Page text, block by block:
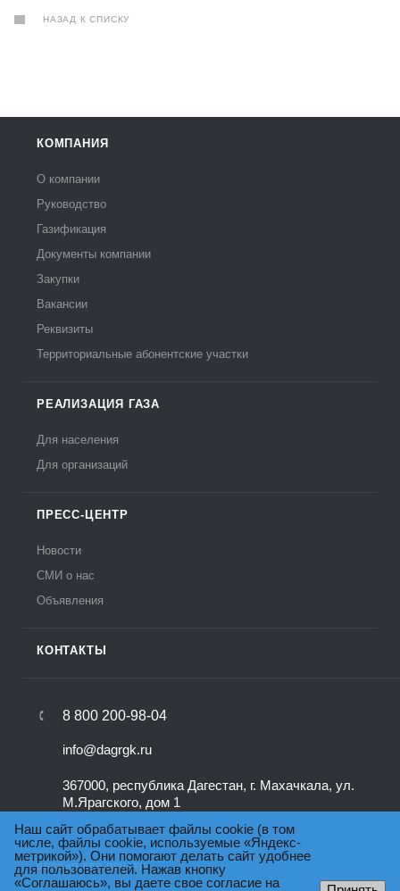
НАЗАД К СПИСКУ
КОМПАНИЯ
О компании
Руководство
Газификация
Документы компании
Закупки
Вакансии
Реквизиты
Территориальные абонентские участки
РЕАЛИЗАЦИЯ ГАЗА
Для населения
Для организаций
ПРЕСС-ЦЕНТР
Новости
СМИ о нас
Объявления
КОНТАКТЫ
8 800 200-98-04
info@dagrgk.ru
367000, республика Дагестан, г. Махачкала, ул.
М.Ярагского, дом 1
ВЕРСИЯ ДЛЯ ПЕЧАТИ
Наш сайт обрабатывает файлы cookie (в том
числе, файлы cookie, используемые «Яндекс-
метрикой»). Они помогают делать сайт удобнее
для пользователей. Нажав кнопку
«Соглашаюсь», вы даете свое согласие на